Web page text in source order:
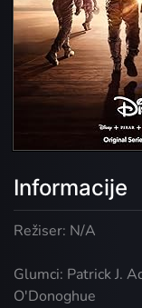
Informacije
Režiser: N/A
Glumci: Patrick J.
O'Donoghue